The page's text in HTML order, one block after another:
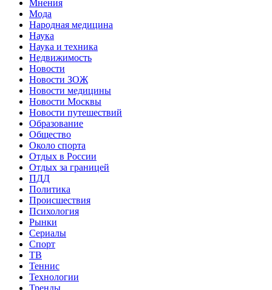
Мнения
Мода
Народная медицина
Наука
Наука и техника
Недвижимость
Новости
Новости ЗОЖ
Новости медицины
Новости Москвы
Новости путешествий
Образование
Общество
Около спорта
Отдых в России
Отдых за границей
ПДД
Политика
Происшествия
Психология
Рынки
Сериалы
Спорт
ТВ
Теннис
Технологии
Тренды